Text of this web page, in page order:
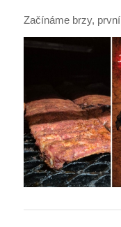
Začínáme brzy,